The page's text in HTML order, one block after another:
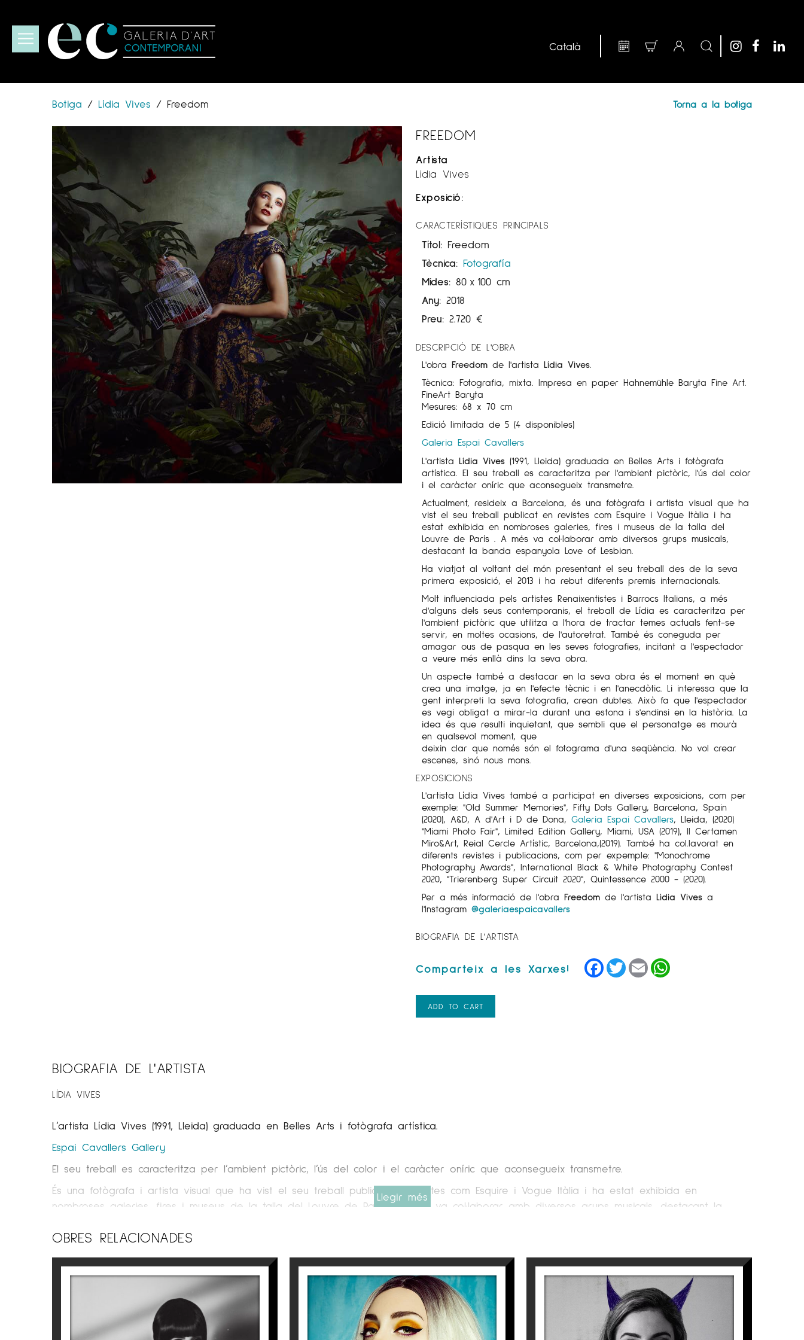
Botiga / Lídia Vives / Freedom Torna a la botiga
FREEDOM
Artista
Lídia Vives
Exposició:
CARACTERÍSTIQUES PRINCIPALS
Títol: Freedom
Tècnica: Fotografía
Mides: 80 x 100 cm
Any: 2018
Preu: 2.720€
DESCRIPCIÓ DE L'OBRA
L'obraFreedom de l'artistaLídia Vives.
Tècnica: Fotografia, mixta. Impresa en paper Hahnemühle Baryta Fine Art.
FineArt Baryta
Mesures: 68 x 70 cm
Edició limitada de 5 (4 disponibles)
Galeria Espai Cavallers
L'artistaLídia Vives (1991, Lleida) graduada en Belles Arts i fotògrafa
artística. El seu treball es caracteritza per l'ambient pictòric, l'ús del color
i el caràcter oníric que aconsegueix transmetre.
Actualment, resideix a Barcelona, és una fotògrafa i artista visual que ha
vist el seu treball publicat en revistes com Esquire i Vogue Itàlia i ha
estat exhibida en nombroses galeries, fires i museus de la talla del
Louvre de París . A més va col·laborar amb diversos grups musicals,
destacant la banda espanyola Love of Lesbian.
Ha viatjat al voltant del món presentant el seu treball des de la seva
primera exposició, el 2013 i ha rebut diferents premis internacionals.
Molt influenciada pels artistes Renaixentistes i Barrocs Italians, a més
d'alguns dels seus contemporanis, el treball de Lídia es caracteritza per
l'ambient pictòric que utilitza a l'hora de tractar temes actuals fent-se
servir, en moltes ocasions, de l'autoretrat. També és coneguda per
amagar ous de pasqua en les seves fotografies, incitant a l'espectador
a veure més enllà dins la seva obra.
Un aspecte també a destacar en la seva obra és el moment en què
crea una imatge, ja en l'efecte tècnic i en l'anecdòtic. Li interessa que la
gent interpreti la seva fotografia, crean dubtes. Això fa que l'espectador
es vegi obligat a mirar-la durant una estona i s'endinsi en la història. La
idea és que resulti inquietant, que sembli que el personatge es mourà
en qualsevol moment, que
deixin clar que només són el fotograma d'una seqüència. No vol crear
escenes, sinó nous mons.
EXPOSICIONS
L'artista Lídia Vives també a participat en diverses exposicions, com per
exemple: "Old Summer Memories", Fifty Dots Gallery, Barcelona, Spain
(2020), A&D, A d'Art i D de Dona,Galeria Espai Cavallers, Lleida, (2020)
"Miami Photo Fair", Limited Edition Gallery, Miami, USA (2019), II Certamen
Miro&Art, Reial Cercle Artístic, Barcelona,(2019). També ha col.lavorat en
diferents revistes i publicacions, com per expemple: "Monochrome
Photography Awards", International Black & White Photography Contest
2020, "Trierenberg Super Circuit 2020", Quintessence 2000 - (2020).
Per a més informació de l'obraFreedom de l'artistaLídia Vives a
l'Instagram@galeriaespaicavallers
BIOGRAFIA DE L'ARTISTA
Facebook
TwitterEmail
ADD TO CART
BIOGRAFIA DE L'ARTISTA
LÍDIA VIVES
L’artista Lídia Vives (1991, Lleida) graduada en Belles Arts i fotògrafa artística.
Espai Cavallers Gallery
El seu treball es caracteritza per l’ambient pictòric, l’ús del color i el caràcter oníric que aconsegueix transmetre.
És una fotògrafa i artista visual que ha vist el seu treball publicat en revistes com Esquire i Vogue Itàlia i ha estat exhibida en
nombroses galeries, fires i museus de la talla del Louvre de París . A més va col·laborar amb diversos grups musicals, destacant la
Ha viatjat al voltant del món presentant el seu treball des de la seva primera exposició, el 2013 i ha rebut diferents premis internacionals.
Molt influenciada pels artistes Renaixentistes i Barrocs Italians, a més d’alguns dels seus contemporanis, el treball de Lídia es caracteritza
per l’ambient pictòric que utilitza a l’hora de tractar temes actuals fent-se servir, en moltes ocasions, de l’autoretrat. També és
coneguda per amagar ous de pasqua en les seves fotografies, incitant a l’espectador a veure més enllà dins la seva obra.
Un aspecte també a destacar en la seva obra és el moment en què crea una imatge, ja en l’efecte tècnic i en l’anecdòtic. Li interessa
que la gent interpreti la seva fotografia, crean dubtes. Això fa que l’espectador es vegi obligat a mirar-la durant una estona i s’endinsi
Llegir més
OBRES RELACIONADES